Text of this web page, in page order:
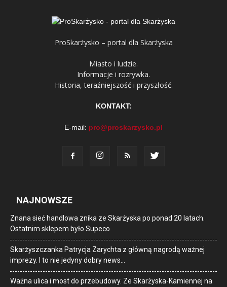
ProSkarżysko – portal dla Skarżyska
Miasto i ludzie.
Informacje i rozrywka.
Historia, teraźniejszość i przyszłość.
KONTAKT:
E-mail: pro@proskarzysko.pl
NAJNOWSZE
Znana sieć handlowa znika ze Skarżyska po ponad 20 latach.
Ostatnim sklepem było Supeco
Skarżyszczanka Patrycja Zarychta z główną nagrodą ważnej
imprezy. I to nie jedyny dobry news…
Ważna ulica i most do przebudowy. Ze Skarżyska-Kamiennej na